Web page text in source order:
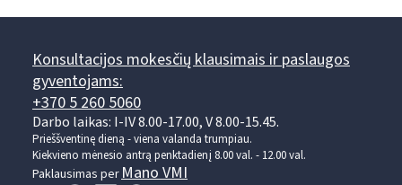
Konsultacijos mokesčių klausimais ir paslaugos
gyventojams:
+370 5 260 5060
Darbo laikas: I-IV 8.00-17.00, V 8.00-15.45.
Prieššventinę dieną - viena valanda trumpiau.
Kiekvieno mėnesio antrą penktadienį 8.00 val. - 12.00 val.
Paklausimas per Mano VMI